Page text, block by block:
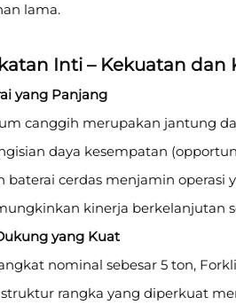
lama.
Inti – Kekuatan dan
yang Panjang
canggih merupakan jantung
daya kesempatan
baterai cerdas menjamin
kinerja berkelanjutan
yang Kuat
nominal sebesar 5 ton,
rangka yang diperkuat